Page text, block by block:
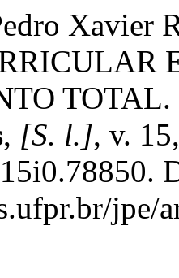
Xavier
TOTAL.
, [S. l.], v.
jpe/